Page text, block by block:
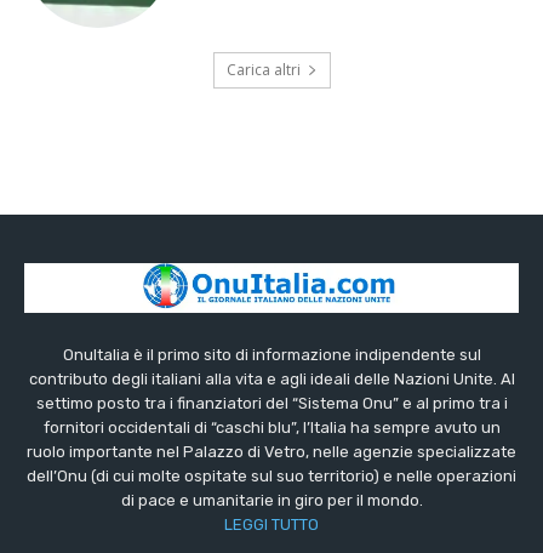
Carica altri
OnuItalia è il primo sito di informazione indipendente sul
contributo degli italiani alla vita e agli ideali delle Nazioni Unite. Al
settimo posto tra i finanziatori del “Sistema Onu” e al primo tra i
fornitori occidentali di “caschi blu”, l’Italia ha sempre avuto un
ruolo importante nel Palazzo di Vetro, nelle agenzie specializzate
dell’Onu (di cui molte ospitate sul suo territorio) e nelle operazioni
di pace e umanitarie in giro per il mondo.
LEGGI TUTTO